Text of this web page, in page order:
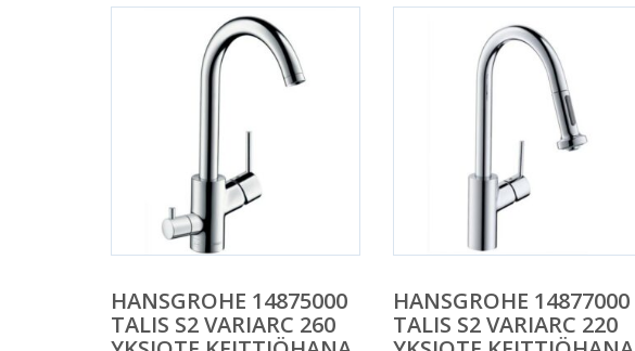
HANSGROHE 14875000
TALIS S2 VARIARC 260
HANSGROHE 14877000
TALIS S2 VARIARC 220